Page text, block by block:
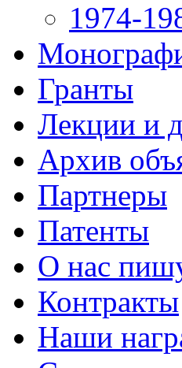
1974-
Гранты
Лекции и
Архив
Партнеры
Патенты
О нас
Контракты
Наши